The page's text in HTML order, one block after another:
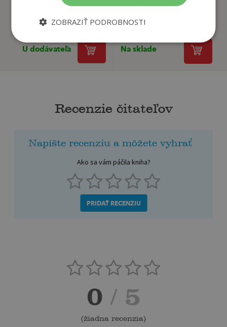
Alex Hirsch,
U dodávateľa
Zenda (B2)
Na sklade
Recenzie čitateľov
Napíšte recenziu a môžete vyhrať
Ako sa vám páčila kniha?
PRIDAŤ RECENZIU
0 / 5
(žiadna recenzia)
ZOBRAZIŤ PODROBNOSTI